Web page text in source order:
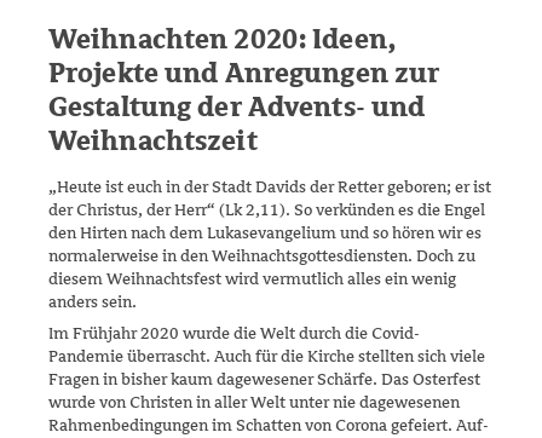
Weihnachten 2020: Ideen,
Projekte und Anregungen zur
Gestaltung der Advents- und
Weihnachtszeit
„Heute ist euch in der Stadt Davids der Retter geboren; er ist
der Chris­tus, der Herr“ (Lk 2,11). So verkünden es die Engel
den Hirten nach dem Lukasevangelium und so hören wir es
normalerweise in den Weih­nachtsgottesdiensten. Doch zu
diesem Weihnachtsfest wird vermutlich alles ein wenig
anders sein.
Im Frühjahr 2020 wurde die Welt durch die Covid-
Pandemie überrascht. Auch für die Kirche stellten sich viele
Fragen in bisher kaum dagewese­ner Schärfe. Das Osterfest
wurde von Christen in aller Welt unter nie da­gewesenen
Rahmenbedingungen im Schatten von Corona gefeiert. Auf­